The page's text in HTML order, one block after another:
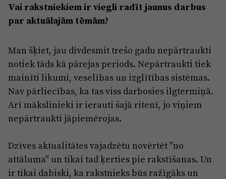
Vai rakstniekiem ir viegli radīt jaunus darbus
par aktuālajām tēmām?
Man šķiet, jau divdesmit trešo gadu nepārtraukti
notiek tāds kā pārejas periods. Nepārtraukti tiek
mainīti likumi, veselības un izglītības sistēmas.
Nav pārliecības, ka tas viss darbosies ilgtermiņā.
Arī mākslinieki ir ierauti šajā ritenī, jo viņiem
nepārtraukti jāpiemērojas.
Dzīves aktualitātes vajadzētu novērtēt "no
attāluma" un tikai tad ķerties pie rakstīšanas. Un
ir tikai dabiski, ka rakstnieks būs ražīgāks un